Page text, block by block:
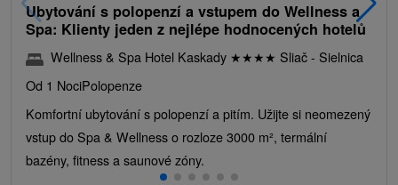
Ubytování s polopenzí a vstupem do Wellness a
Spa: Klienty jeden z nejlépe hodnocených hotelů
Wellness & Spa Hotel Kaskady ★★★★ Sliač - Sielnica
Od 1 NociPolopenze
Komfortní ubytování s polopenzí a pitím. Užijte si neomezený
vstup do Spa & Wellness o rozloze 3000 m², termální
bazény, fitness a saunové zóny.